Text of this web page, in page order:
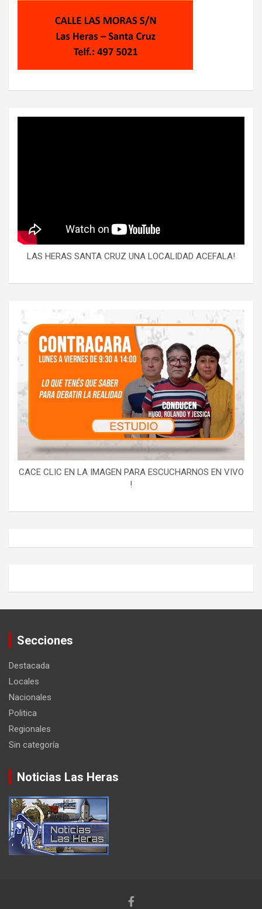
LAS HERAS SANTA CRUZ UNA LOCALIDAD ACEFALA!
CACE CLIC EN LA IMAGEN PARA ESCUCHARNOS EN VIVO
!
Secciones
Destacada
Locales
Nacionales
Politica
Regionales
Sin categoría
Noticias Las Heras